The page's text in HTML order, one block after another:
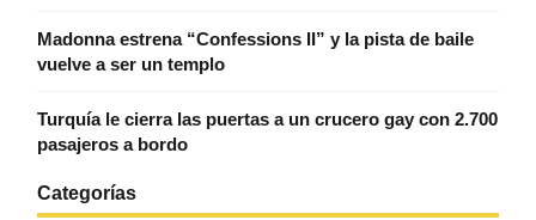
Madonna estrena “Confessions II” y la pista de baile
vuelve a ser un templo
Turquía le cierra las puertas a un crucero gay con 2.700
pasajeros a bordo
Categorías